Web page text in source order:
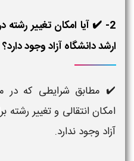
2- ✔️ آیا امکان تغییر
ارشد دانشگاه آزاد وجود دارد؟
✔️ مطابق شرایطی که در
امکان انتقالی و تغییر رشته
آزاد وجود ندارد.